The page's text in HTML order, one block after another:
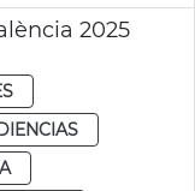
2025